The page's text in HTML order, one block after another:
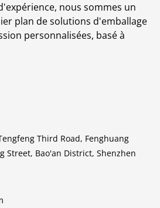
nous sommes un
plan de solutions d'emballage
personnalisées, basé à
Third Road, Fenghuang
Street, Bao'an District, Shenzhen